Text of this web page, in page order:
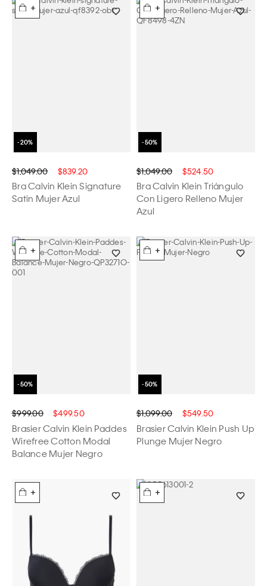
+
$1,049.00 $839.20
Bra Calvin Klein Signature
Satin Mujer Azul
+
$1,049.00 $524.50
Bra Calvin Klein Triángulo
Con Ligero Relleno Mujer
Azul
+
$999.00 $499.50
Brasier Calvin Klein Paddes
Wirefree Cotton Modal
Balance Mujer Negro
+
$1,099.00 $549.50
Brasier Calvin Klein Push Up
Plunge Mujer Negro
+ +